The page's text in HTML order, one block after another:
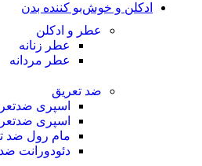
ادکلن و خوش‌بو کننده بدن
عطر و ادکلن
عطر زنانه
عطر مردانه
ضد تعریق
اسپری
اسپری
مام رول ضد
دئودورانت